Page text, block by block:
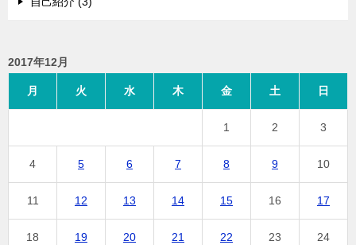
2017年12月
月 火 水 木 金 土 日
1 2 3
4 5 6 7 8 9 10
11 12 13 14 15 16 17
18 19 20 21 22 23 24